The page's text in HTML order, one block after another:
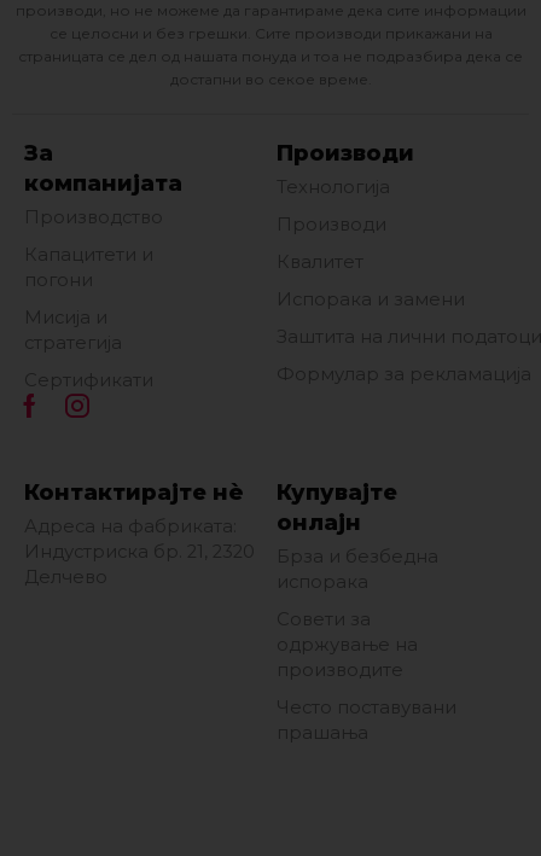
производи, но не можеме да гарантираме дека сите информации
се целосни и без грешки. Сите производи прикажани на
страницата се дел од нашата понуда и тоа не подразбира дека се
достапни во секое време.
За
компанијата
Производство
Капацитети и
погони
Мисија и
стратегија
Сертификати
Производи
Технологија
Производи
Квалитет
Испорака и замени
Заштита на лични податоци
Формулар за рекламација
Контактирајте нè
Адреса на фабриката:
Индустриска бр. 21, 2320
Делчево
Купувајте
онлајн
Брза и безбедна
испорака
Совети за
одржување на
производите
Често поставувани
прашања